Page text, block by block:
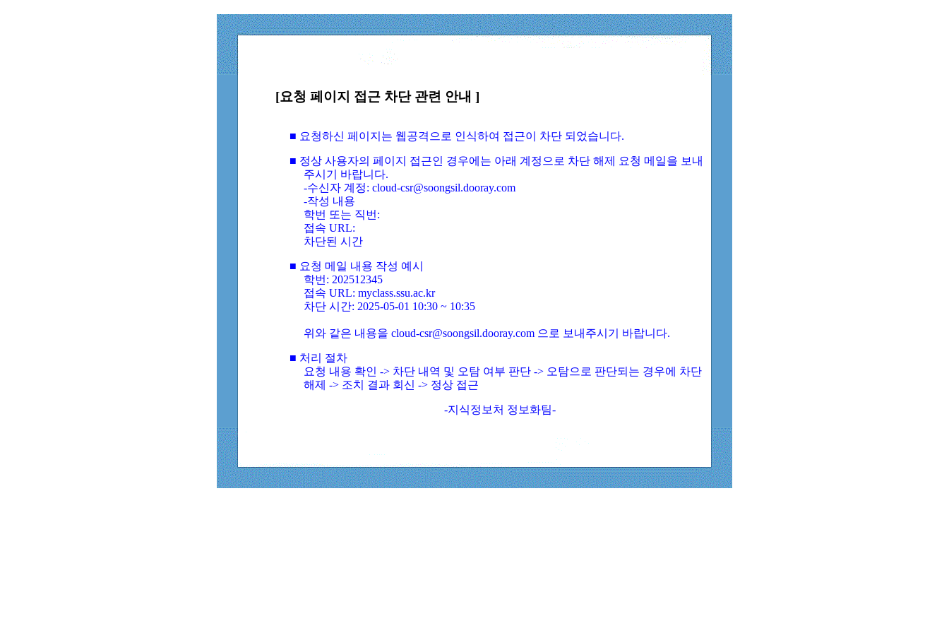
[요청 페이지 접근 차단 관련 안내 ]
■ 요청하신 페이지는 웹공격으로 인식하여 접근이 차단 되었습니다.
■ 정상 사용자의 페이지 접근인 경우에는 아래 계정으로 차단 해제 요청 메일을 보내
주시기 바랍니다.
-수신자 계정: cloud-csr@soongsil.dooray.com
-작성 내용
학번 또는 직번:
접속 URL:
차단된 시간
■ 요청 메일 내용 작성 예시
학번: 202512345
접속 URL: myclass.ssu.ac.kr
차단 시간: 2025-05-01 10:30 ~ 10:35
위와 같은 내용을 cloud-csr@soongsil.dooray.com 으로 보내주시기 바랍니다.
■ 처리 절차
요청 내용 확인 -> 차단 내역 및 오탐 여부 판단 -> 오탐으로 판단되는 경우에 차단
해제 -> 조치 결과 회신 -> 정상 접근
-지식정보처 정보화팀-